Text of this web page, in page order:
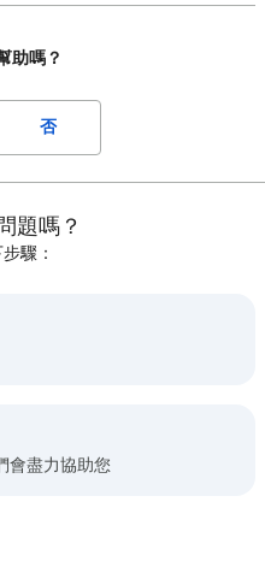
助嗎？
否
題嗎？
驟：
會盡力協助您